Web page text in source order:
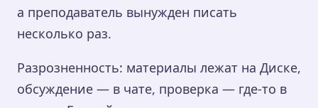
а преподаватель вынужден писать
несколько раз.
Разрозненность: материалы лежат на Диске,
обсуждение — в чате, проверка — где-то в